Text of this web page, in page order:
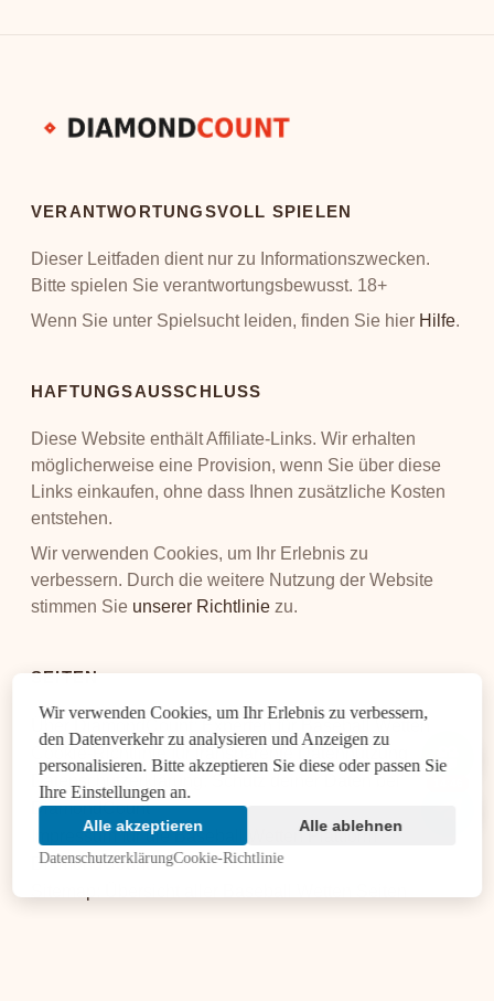
VERANTWORTUNGSVOLL SPIELEN
Dieser Leitfaden dient nur zu Informationszwecken.
Bitte spielen Sie verantwortungsbewusst. 18+
Wenn Sie unter Spielsucht leiden, finden Sie hier Hilfe.
HAFTUNGSAUSSCHLUSS
Diese Website enthält Affiliate-Links. Wir erhalten
möglicherweise eine Provision, wenn Sie über diese
Links einkaufen, ohne dass Ihnen zusätzliche Kosten
entstehen.
Wir verwenden Cookies, um Ihr Erlebnis zu
verbessern. Durch die weitere Nutzung der Website
stimmen Sie unserer Richtlinie zu.
SEITEN
Über DiamondCount: Experten für Baseball Wetten
Cookie-Richtlinie für transparente Datennutzung
Datenschutzerklärung: Schutz deiner Daten bei
DiamondCount
Impressum für die Baseball Wetten Plattform
DiamondCount
Wir verwenden Cookies, um Ihr Erlebnis zu verbessern,
den Datenverkehr zu analysieren und Anzeigen zu
personalisieren. Bitte akzeptieren Sie diese oder passen Sie
Ihre Einstellungen an.
Alle akzeptieren Alle ablehnen
DatenschutzerklärungCookie-Richtlinie